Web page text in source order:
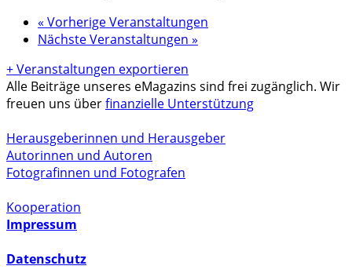
« Vorherige Veranstaltungen
Nächste Veranstaltungen »
+ Veranstaltungen exportieren
Alle Beiträge unseres eMagazins sind frei zugänglich. Wir
freuen uns überfinanzielle Unterstützung
Herausgeberinnen und Herausgeber
Autorinnen und Autoren
Fotografinnen und Fotografen
Kooperation
Impressum
Datenschutz